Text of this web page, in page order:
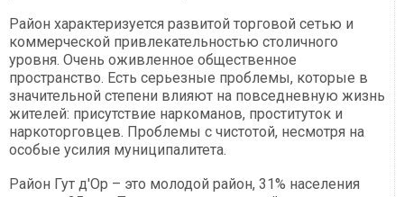
Район характеризуется развитой торговой сетью и
коммерческой привлекательностью столичного
уровня. Очень оживленное общественное
пространство. Есть серьезные проблемы, которые в
значительной степени влияют на повседневную жизнь
жителей: присутствие наркоманов, проституток и
наркоторговцев. Проблемы с чистотой, несмотря на
особые усилия муниципалитета.
Район Гут д'Ор – это молодой район, 31% населения